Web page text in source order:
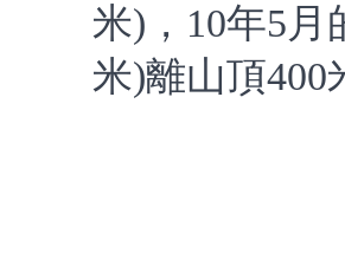
米)，10年5月
米)離山頂400